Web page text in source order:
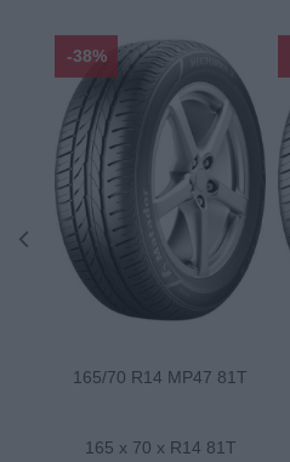
-38%
165/70 R14 MP47 81T
165 x 70 x R14 81T